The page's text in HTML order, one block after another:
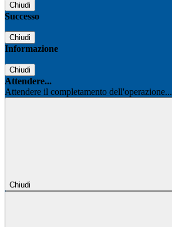
Chiudi
Successo
Chiudi
Informazione
Chiudi
Attendere...
Attendere il completamento dell'operazione...
Chiudi